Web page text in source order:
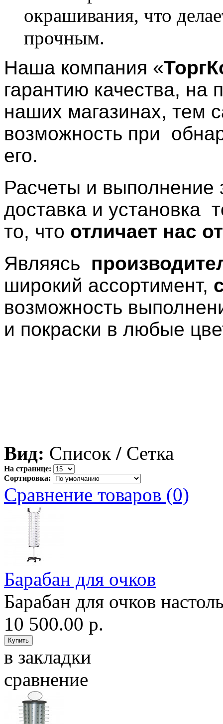
окрашивания, что
прочным.
Наша компания «
гарантию качества, на
наших магазинах, тем
возможность при
его.
Расчеты и выполнение
доставка и установка
то, что отличает нас
Являясь
широкий ассортимент,
возможность
и покраски в любые
Вид: Список / Сетка
На странице:
Сортировка:
Сравнение товаров (0)
Барабан для очков
Барабан для очков
10 500.00 р.
в закладки
сравнение